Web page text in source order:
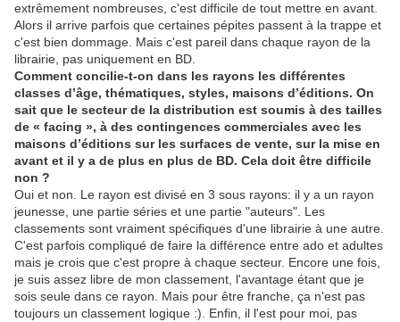
extrêmement nombreuses, c'est difficile de tout mettre en avant.
Alors il arrive parfois que certaines pépites passent à la trappe et
c'est bien dommage. Mais c'est pareil dans chaque rayon de la
librairie, pas uniquement en BD.
Comment concilie-t-on dans les rayons les différentes
classes d’âge, thématiques, styles, maisons d’éditions. On
sait que le secteur de la distribution est soumis à des tailles
de « facing », à des contingences commerciales avec les
maisons d’éditions sur les surfaces de vente, sur la mise en
avant et il y a de plus en plus de BD. Cela doit être difficile
non ?
Oui et non. Le rayon est divisé en 3 sous rayons: il y a un rayon
jeunesse, une partie séries et une partie "auteurs". Les
classements sont vraiment spécifiques d'une librairie à une autre.
C'est parfois compliqué de faire la différence entre ado et adultes
mais je crois que c'est propre à chaque secteur. Encore une fois,
je suis assez libre de mon classement, l'avantage étant que je
sois seule dans ce rayon. Mais pour être franche, ça n'est pas
toujours un classement logique :). Enfin, il l'est pour moi, pas